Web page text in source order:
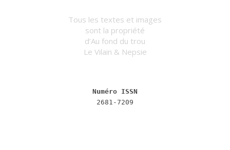
Tous les textes et images
sont la propriété
d’Au fond du trou
Le Vilain & Nepsie
Numéro ISSN
2681-7209